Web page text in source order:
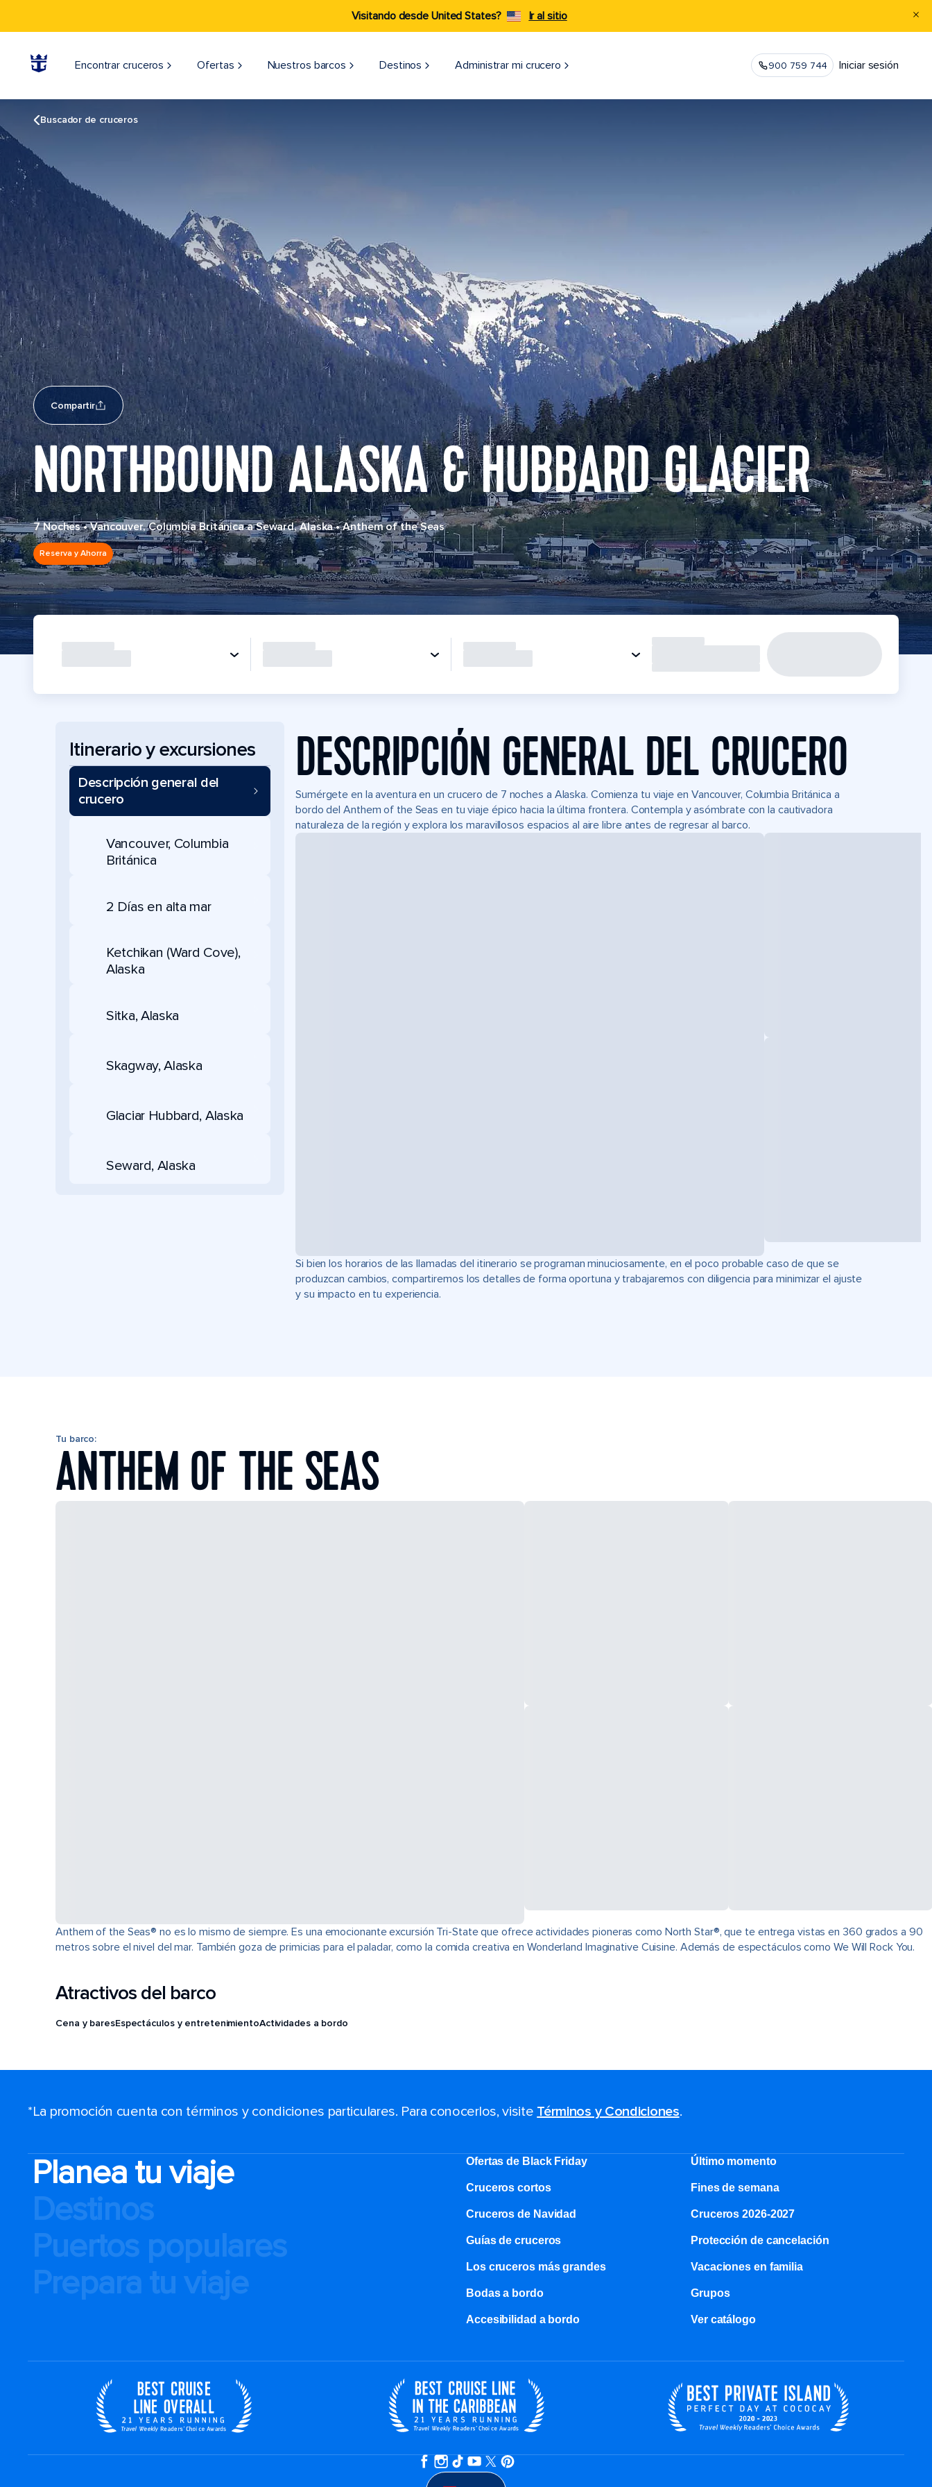
Visitando desde United States? Ir al sitio
Encontrar cruceros Ofertas Nuestros barcos Destinos Administrar mi crucero 900 759 744 Iniciar sesión
Buscador de cruceros
Compartir
NORTHBOUND ALASKA & HUBBARD GLACIER
7 Noches•Vancouver, Columbia Británica a Seward, Alaska•Anthem of the Seas
Reserva y Ahorra
Itinerario y excursiones
Descripción general del
crucero
Vancouver, Columbia
Británica
2 Días en alta mar
Ketchikan (Ward Cove),
Alaska
Sitka, Alaska
Skagway, Alaska
Glaciar Hubbard, Alaska
Seward, Alaska
DESCRIPCIÓN GENERAL DEL CRUCERO
Sumérgete en la aventura en un crucero de 7 noches a Alaska. Comienza tu viaje en Vancouver, Columbia Británica a
bordo del Anthem of the Seas en tu viaje épico hacia la última frontera. Contempla y asómbrate con la cautivadora
naturaleza de la región y explora los maravillosos espacios al aire libre antes de regresar al barco.
Si bien los horarios de las llamadas del itinerario se programan minuciosamente, en el poco probable caso de que se
produzcan cambios, compartiremos los detalles de forma oportuna y trabajaremos con diligencia para minimizar el ajuste
y su impacto en tu experiencia.
Tu barco:
ANTHEM OF THE SEAS
Anthem of the Seas® no es lo mismo de siempre. Es una emocionante excursión Tri-State que ofrece actividades pioneras como North Star®, que te entrega vistas en 360 grados a 90
metros sobre el nivel del mar. También goza de primicias para el paladar, como la comida creativa en Wonderland Imaginative Cuisine. Además de espectáculos como We Will Rock You.
Atractivos del barco
Cena y baresEspectáculos y entretenimientoActividades a bordo
*La promoción cuenta con términos y condiciones particulares. Para conocerlos, visite Términos y Condiciones.
Planea tu viaje
Destinos
Puertos populares
Prepara tu viaje
Ofertas de Black Friday Último momento
Cruceros cortos Fines de semana
Cruceros de Navidad Cruceros 2026-2027
Guías de cruceros Protección de cancelación
Los cruceros más grandes Vacaciones en familia
Bodas a bordo Grupos
Accesibilidad a bordo Ver catálogo